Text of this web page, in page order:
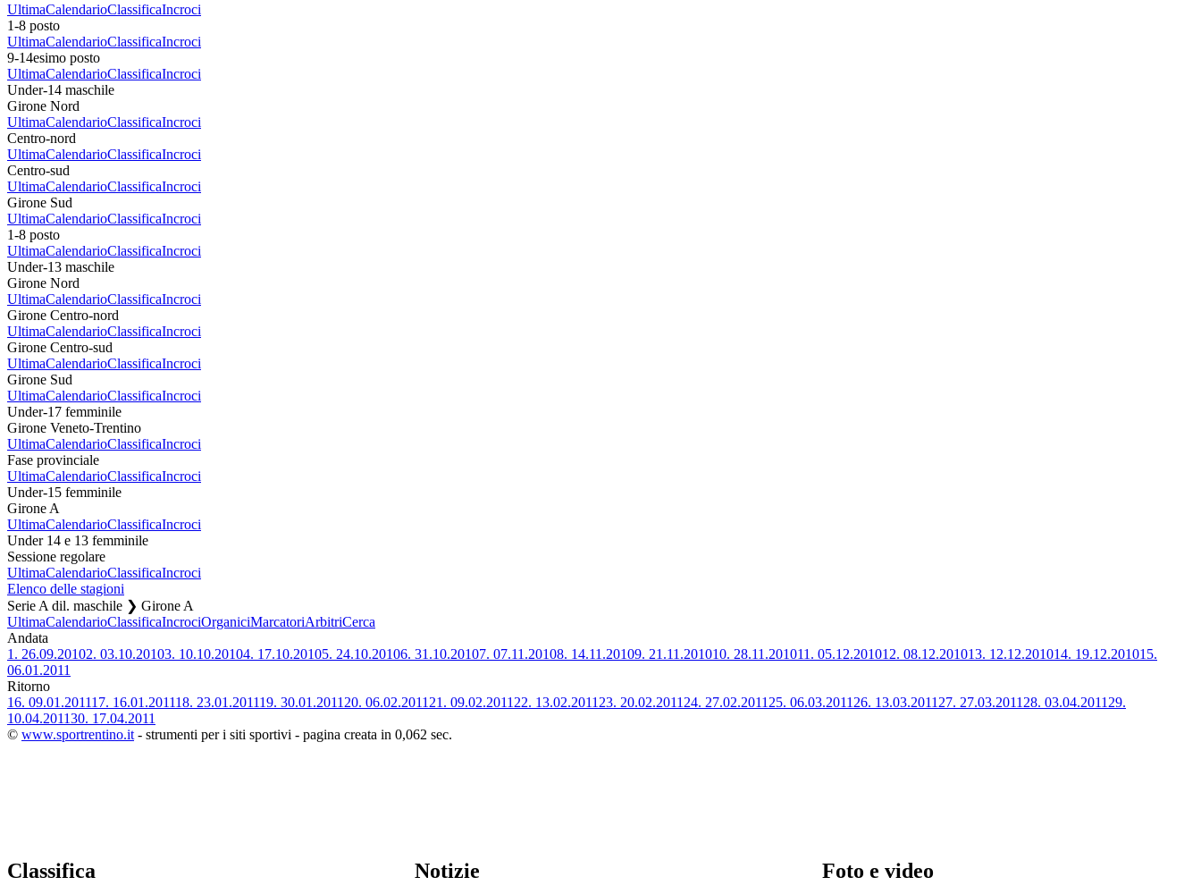
UltimaCalendarioClassificaIncroci
1-8 posto
UltimaCalendarioClassificaIncroci
9-14esimo posto
UltimaCalendarioClassificaIncroci
Under-14 maschile
Girone Nord
UltimaCalendarioClassificaIncroci
Centro-nord
UltimaCalendarioClassificaIncroci
Centro-sud
UltimaCalendarioClassificaIncroci
Girone Sud
UltimaCalendarioClassificaIncroci
1-8 posto
UltimaCalendarioClassificaIncroci
Under-13 maschile
Girone Nord
UltimaCalendarioClassificaIncroci
Girone Centro-nord
UltimaCalendarioClassificaIncroci
Girone Centro-sud
UltimaCalendarioClassificaIncroci
Girone Sud
UltimaCalendarioClassificaIncroci
Under-17 femminile
Girone Veneto-Trentino
UltimaCalendarioClassificaIncroci
Fase provinciale
UltimaCalendarioClassificaIncroci
Under-15 femminile
Girone A
UltimaCalendarioClassificaIncroci
Under 14 e 13 femminile
Sessione regolare
UltimaCalendarioClassificaIncroci
Elenco delle stagioni
Serie A dil. maschile ❯ Girone A
UltimaCalendarioClassificaIncrociOrganiciMarcatoriArbitriCerca
Andata
1. 26.09.20102. 03.10.20103. 10.10.20104. 17.10.20105. 24.10.20106. 31.10.20107. 07.11.20108. 14.11.20109. 21.11.201010. 28.11.201011. 05.12.201012. 08.12.201013. 12.12.201014. 19.12.201015.
06.01.2011
Ritorno
16. 09.01.201117. 16.01.201118. 23.01.201119. 30.01.2011 20. 06.02.2011 21. 09.02.2011 22. 13.02.2011 23. 20.02.2011 24. 27.02.2011 25. 06.03.2011 26. 13.03.2011 27. 27.03.2011 28. 03.04.2011 29.
10.04.201130. 17.04.2011
© www.sportrentino.it - strumenti per i siti sportivi - pagina creata in 0,062 sec.
Classifica Notizie Foto e video